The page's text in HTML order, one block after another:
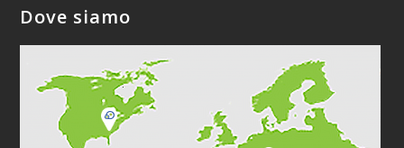
Dove siamo